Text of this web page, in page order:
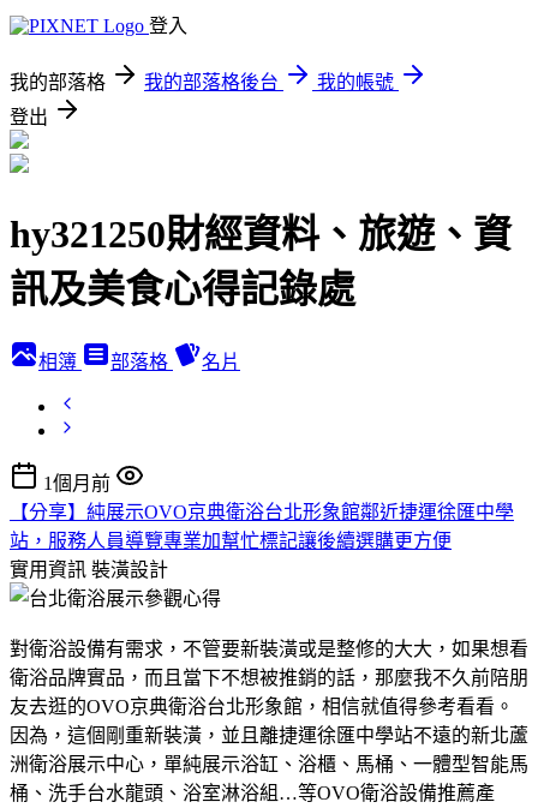
登入
我的部落格 我的部落格後台
我的帳號
登出
hy321250財經資料、旅遊、資
訊及美食心得記錄處
相簿 部落格 名片
1個月前
【分享】純展示OVO京典衛浴台北形象館鄰近捷運徐匯中學
站，服務人員導覽專業加幫忙標記讓後續選購更方便
實用資訊 裝潢設計
對衛浴設備有需求，不管要新裝潢或是整修的大大，如果想看
衛浴品牌實品，而且當下不想被推銷的話，那麼我不久前陪朋
友去逛的OVO京典衛浴台北形象館，相信就值得參考看看。
因為，這個剛重新裝潢，並且離捷運徐匯中學站不遠的新北蘆
洲衛浴展示中心，單純展示浴缸、浴櫃、馬桶、一體型智能馬
桶、洗手台水龍頭、浴室淋浴組…等OVO衛浴設備推薦產